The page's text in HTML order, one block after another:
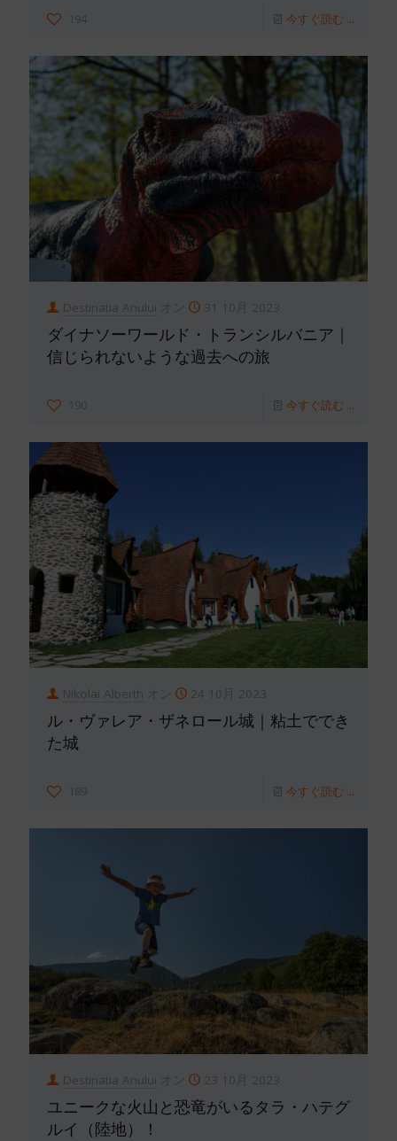
194 今すぐ読む ...
Destinatia Anului 31 10月 2023
ダイナソーワールド・トランシルバニア｜
信じられないような過去への旅
190 今すぐ読む ...
Nikolai Alberth 24 10月 2023
ル・ヴァレア・ザネロール城｜粘土ででき
た城
189 今すぐ読む ...
Destinatia Anului 23 10月 2023
ユニークな火山と恐竜がいるタラ・ハテグ
ルイ（陸地）！